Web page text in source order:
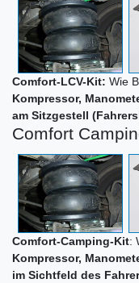
Comfort-LCV-Kit: Wie
Kompressor,
am Sitzgestell
Comfort
Comfort-Camping-Kit:
Kompressor,
im Sichtfeld des